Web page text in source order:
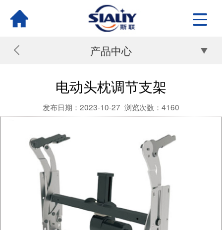
产品中心
电动头枕调节支架
发布日期：2023-10-27 浏览次数：4160